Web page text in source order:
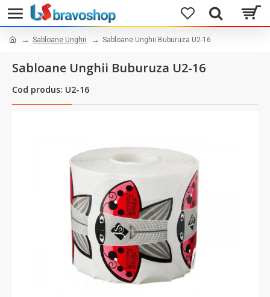
Sabloane Unghii Sabloane Unghii Buburuza U2-16
Sabloane Unghii Buburuza U2-16
Cod produs: U2-16